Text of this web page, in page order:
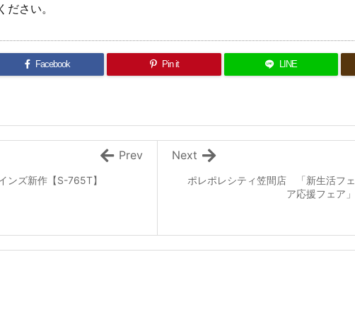
さい。
Facebook Pin it LINE
ポレポレシティ笠間店 「新生活フェ
ア応援フェア」
Next
ンズ新作【S-765T】
Prev